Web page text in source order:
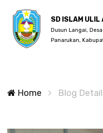
SD ISLAM ULIL
Dusun Langai,
Panarukan,
Home Blog